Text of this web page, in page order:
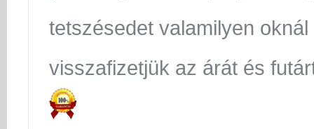
tetszésedet valamilyen oknál
visszafizetjük az árát és